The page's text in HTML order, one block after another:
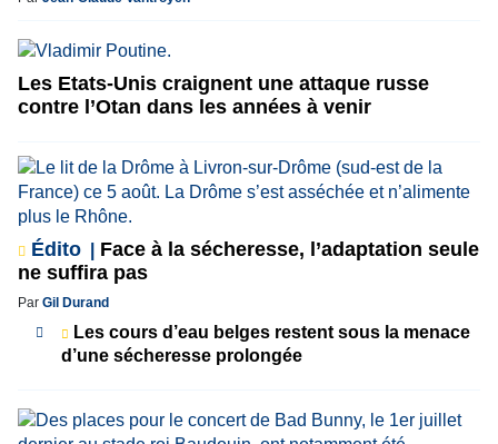
Les Etats-Unis craignent une attaque russe
contre l’Otan dans les années à venir
Édito
Face à la sécheresse, l’adaptation seule
ne suffira pas
Par Gil Durand
Les cours d’eau belges restent sous la menace
d’une sécheresse prolongée